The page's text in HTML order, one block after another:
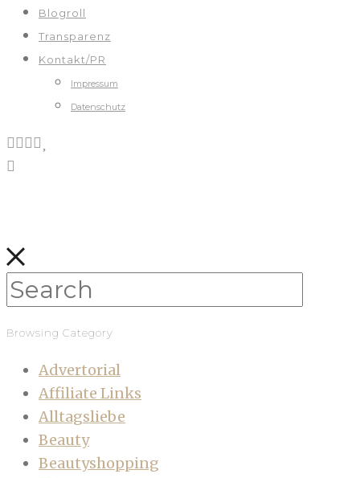
Blogroll
Transparenz
Kontakt/PR
Impressum
Datenschutz
Browsing Category
Advertorial
Affiliate Links
Alltagsliebe
Beauty
Beautyshopping